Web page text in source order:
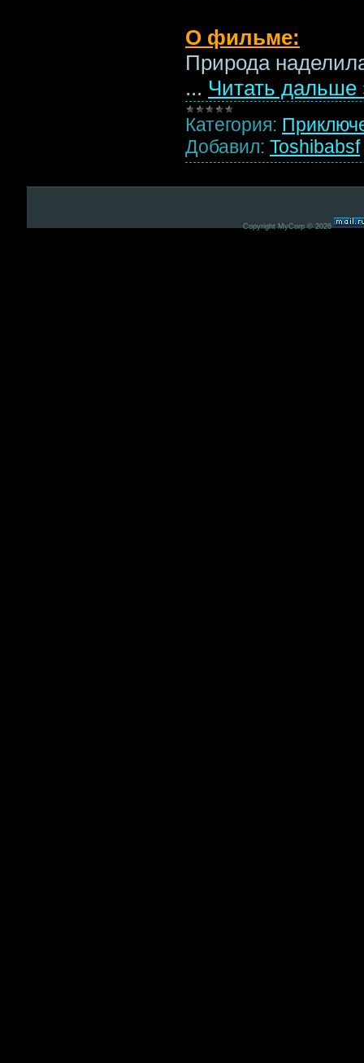
О фильме:
Природа
... Читать дальше
Категория:
Добавил: Toshibabsf
Copyright MyCorp © 2026